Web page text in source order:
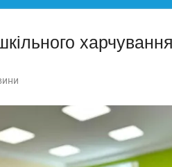
харчування